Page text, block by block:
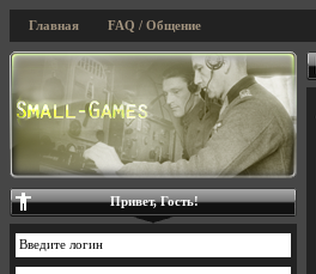
Главная FAQ / Общение
Привет, Гость!